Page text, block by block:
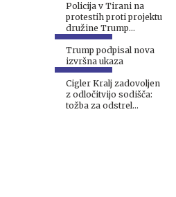
Policija v Tirani na
protestih proti projektu
družine Trump
uporabila vodni top
Trump podpisal nova
izvršna ukaza
Cigler Kralj zadovoljen
z odločitvijo sodišča:
tožba za odstrel